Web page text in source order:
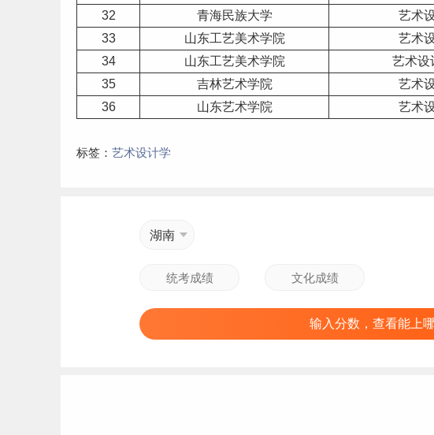
32
青海民族大学 艺术
33
山东工艺美术学院 艺术
34
山东工艺美术学院 艺术设
35
吉林艺术学院 艺术
36
山东艺术学院 艺术
标签： 艺术设计学
湖南
输入分数，查看能上